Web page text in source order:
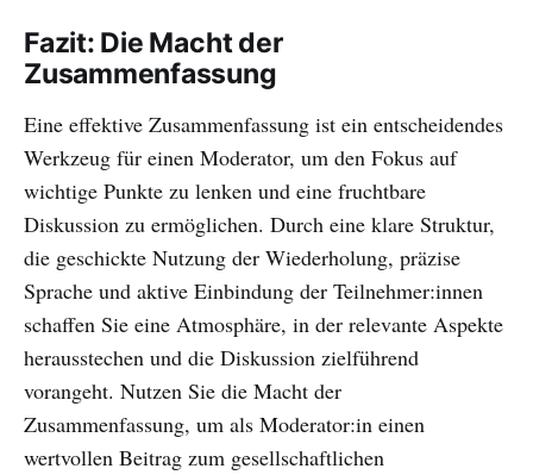
Fazit: Die Macht der
Zusammenfassung
Eine effektive Zusammenfassung ist ein entscheidendes
Werkzeug für einen Moderator, um den Fokus auf
wichtige Punkte zu lenken und eine fruchtbare
Diskussion zu ermöglichen. Durch eine klare Struktur,
die geschickte Nutzung der Wiederholung, präzise
Sprache und aktive Einbindung der Teilnehmer:innen
schaffen Sie eine Atmosphäre, in der relevante Aspekte
herausstechen und die Diskussion zielführend
vorangeht. Nutzen Sie die Macht der
Zusammenfassung, um als Moderator:in einen
wertvollen Beitrag zum gesellschaftlichen